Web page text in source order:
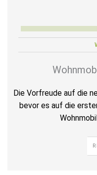
Die Vorfreude auf die
bevor es auf die